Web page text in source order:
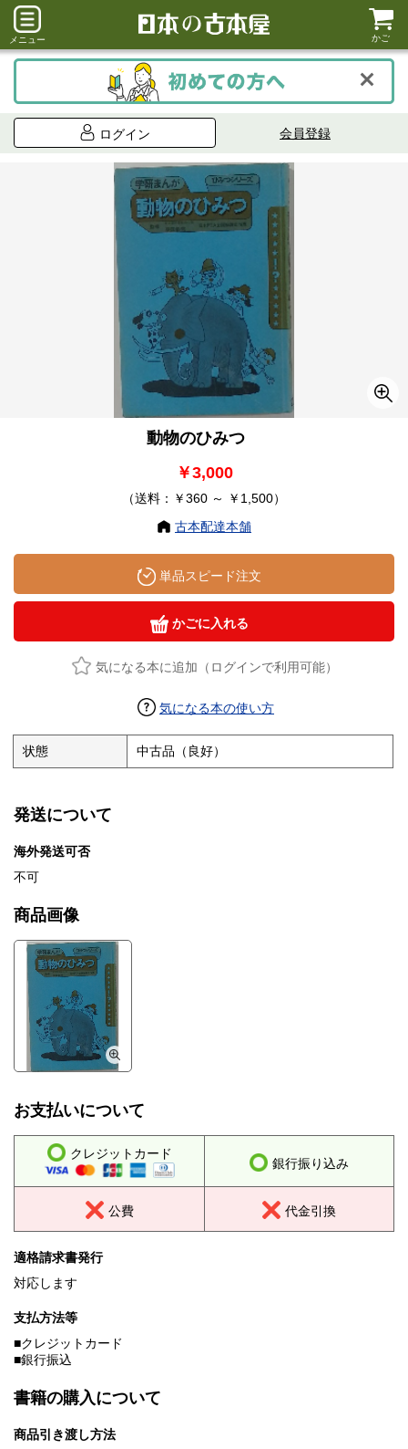
メニュー かご
ログイン 会員登録
動物のひみつ
￥3,000
（送料：￥360 ～ ￥1,500）
古本配達本舗
単品スピード注文
かごに入れる
気になる本に追加（ログインで利用可能）
気になる本の使い方
状態 中古品（良好）
発送について
海外発送可否
不可
商品画像
お支払いについて
クレジットカード
銀行振り込み
公費 代金引換
適格請求書発行
対応します
支払方法等
■クレジットカード
■銀行振込
書籍の購入について
商品引き渡し方法